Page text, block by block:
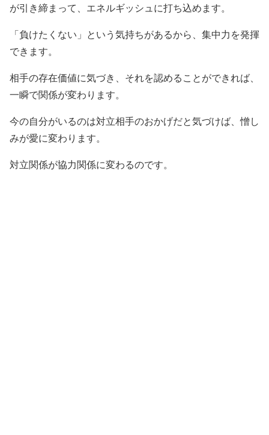
が引き締まって、エネルギッシュに打ち込めます。
「負けたくない」という気持ちがあるから、集中力を発揮
できます。
相手の存在価値に気づき、それを認めることができれば、
一瞬で関係が変わります。
今の自分がいるのは対立相手のおかげだと気づけば、憎し
みが愛に変わります。
対立関係が協力関係に変わるのです。